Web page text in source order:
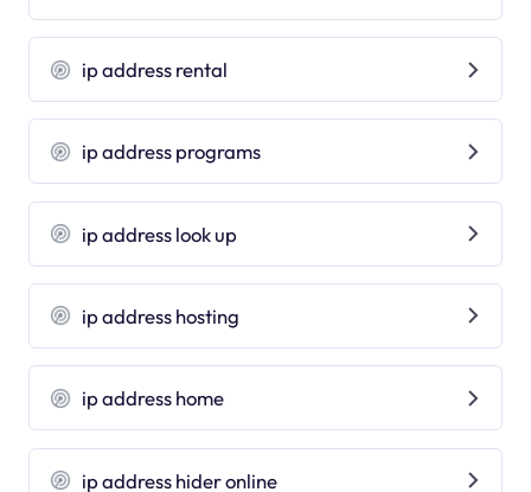
ip address rental
ip address programs
ip address look up
ip address hosting
ip address home
ip address hider online